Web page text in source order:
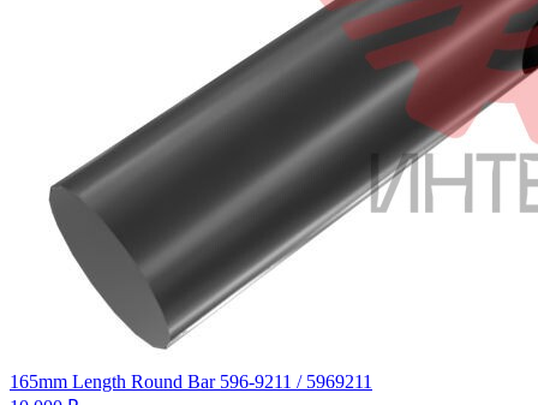
165mm Length Round Bar 596-9211 / 5969211